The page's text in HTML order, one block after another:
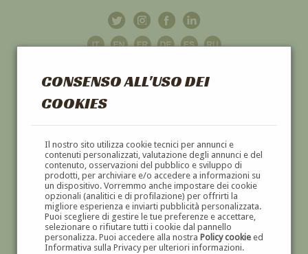
CONSENSO ALL'USO DEI
COOKIES
Il nostro sito utilizza cookie tecnici per annunci e
contenuti personalizzati, valutazione degli annunci e del
contenuto, osservazioni del pubblico e sviluppo di
prodotti, per archiviare e/o accedere a informazioni su
un dispositivo. Vorremmo anche impostare dei cookie
opzionali (analitici e di profilazione) per offrirti la
migliore esperienza e inviarti pubblicità personalizzata.
Puoi scegliere di gestire le tue preferenze e accettare,
selezionare o rifiutare tutti i cookie dal pannello
personalizza. Puoi accedere alla nostra Policy cookieed
Informativa sulla Privacy per ulteriori informazioni.
GALLERIAD'ARTE
DIPINTI E SCULTURE '800 E '900